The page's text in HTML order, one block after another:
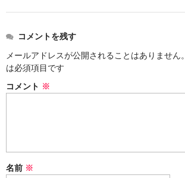
コメントを残す
メールアドレスが公開されることはありません。
は必須項目です
コメント ※
名前 ※